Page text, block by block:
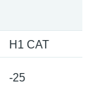
H1 CAT
-25